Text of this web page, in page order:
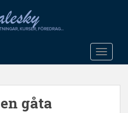
gåta